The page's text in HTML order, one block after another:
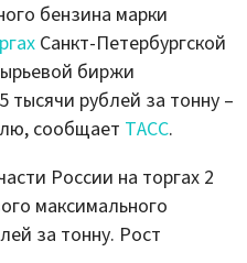
бензина марки
Санкт-Петербургской
биржи
рублей за тонну –
сообщает ТАСС.
России на торгах 2
максимального
за тонну. Рост